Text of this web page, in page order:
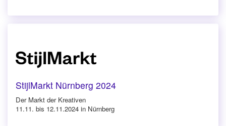
StijlMarkt Nürnberg 2024
Der Markt der Kreativen
11.11. bis 12.11.2024 in Nürnberg